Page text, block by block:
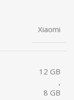
Xiaomi
12 GB
,
8 GB